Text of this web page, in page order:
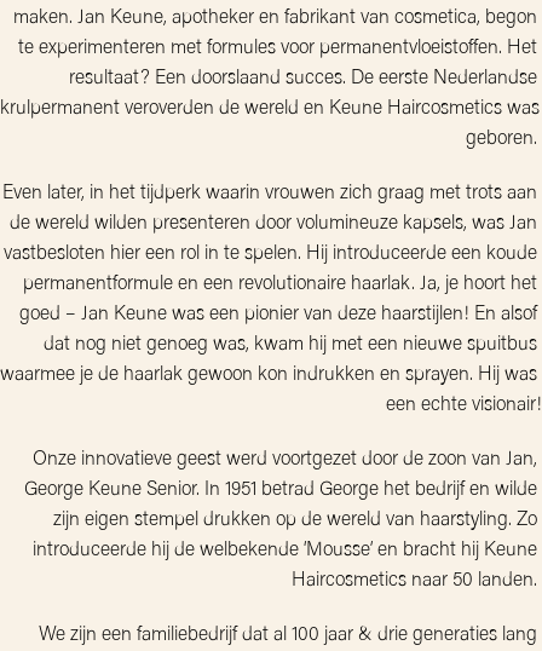
maken. Jan Keune, apotheker en fabrikant van cosmetica, begon
te experimenteren met formules voor permanentvloeistoffen. Het
resultaat? Een doorslaand succes. De eerste Nederlandse
krulpermanent veroverden de wereld en Keune Haircosmetics was
geboren.
Even later, in het tijdperk waarin vrouwen zich graag met trots aan
de wereld wilden presenteren door volumineuze kapsels, was Jan
vastbesloten hier een rol in te spelen. Hij introduceerde een koude
permanentformule en een revolutionaire haarlak. Ja, je hoort het
goed – Jan Keune was een pionier van deze haarstijlen! En alsof
dat nog niet genoeg was, kwam hij met een nieuwe spuitbus
waarmee je de haarlak gewoon kon indrukken en sprayen. Hij was
een echte visionair!
Onze innovatieve geest werd voortgezet door de zoon van Jan,
George Keune Senior. In 1951 betrad George het bedrijf en wilde
zijn eigen stempel drukken op de wereld van haarstyling. Zo
introduceerde hij de welbekende ‘Mousse’ en bracht hij Keune
Haircosmetics naar 50 landen.
We zijn een familiebedrijf dat al 100 jaar & drie generaties lang